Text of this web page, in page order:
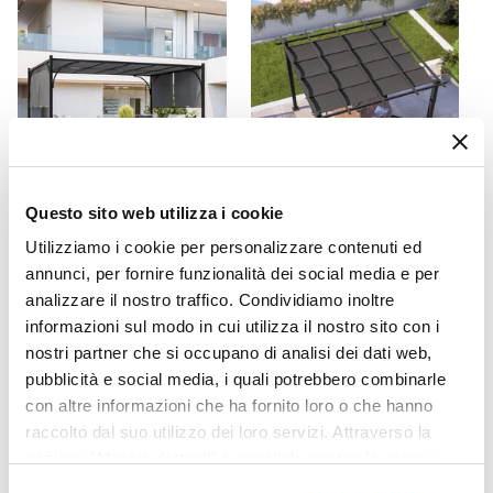
Questo sito web utilizza i cookie
Utilizziamo i cookie per personalizzare contenuti ed
annunci, per fornire funzionalità dei social media e per
analizzare il nostro traffico. Condividiamo inoltre
informazioni sul modo in cui utilizza il nostro sito con i
nostri partner che si occupano di analisi dei dati web,
pubblicità e social media, i quali potrebbero combinarle
con altre informazioni che ha fornito loro o che hanno
raccolto dal suo utilizzo dei loro servizi. Attraverso la
Materiale Seduta
Poliestere
Cuscini
Inclusi
Caratteristiche Divano
Caratteristiche Poltrona
Caratteristiche Poltrona
Cuscini sfoderabili
Caratteristiche Tavolo
Forma
Rettangolare
Larghezza
100 cm
Gazebo 3x4 m tetto
scorrevole grigio e struttura
antracite - Edvige
€ 267,00
Gazebo 3x3 m in alluminio
antracite con tetto
scorrevole - Norris
€ 393,00